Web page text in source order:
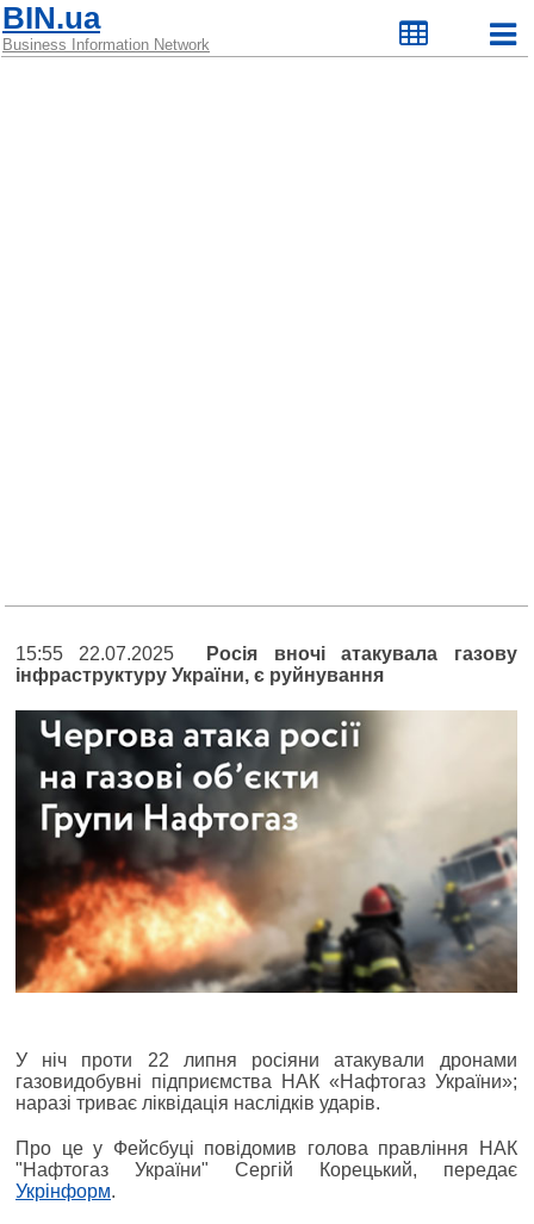
BIN.ua
Business Information Network
15:55 22.07.2025
Росія вночі атакувала газову
інфраструктуру України, є руйнування
У ніч проти 22 липня росіяни атакували дронами
газовидобувні підприємства НАК «Нафтогаз України»;
наразі триває ліквідація наслідків ударів.
Про це у Фейсбуці повідомив голова правління НАК
"Нафтогаз України" Сергій Корецький, передає
Укрінформ.